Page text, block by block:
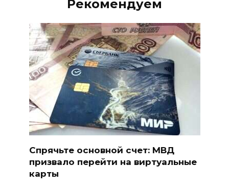
Рекомендуем
Спрячьте основной счет: МВД
призвало перейти на виртуальные
карты